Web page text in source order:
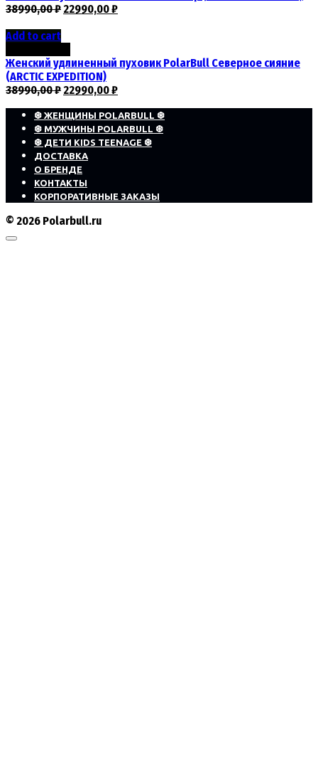
38990,00₽22990,00₽
Add to cart
Женский удлиненный пуховик PolarBull Северное сияние
(ARCTIC EXPEDITION)
38990,00₽22990,00₽
❆ ЖЕНЩИНЫ POLARBULL ❆
❆ МУЖЧИНЫ POLARBULL ❆
❆ ДЕТИ KIDS TEENAGE ❆
ДОСТАВКА
О БРЕНДЕ
КОНТАКТЫ
КОРПОРАТИВНЫЕ ЗАКАЗЫ
© 2026 Polarbull.ru